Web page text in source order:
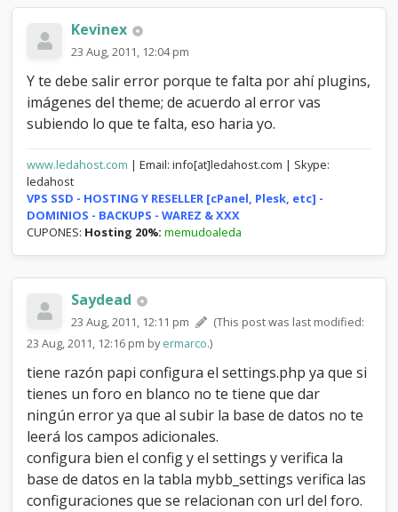
Kevinex
23 Aug, 2011, 12:04 pm
Y te debe salir error porque te falta por ahí plugins,
imágenes del theme; de acuerdo al error vas
subiendo lo que te falta, eso haria yo.
www.ledahost.com | Email: info[at]ledahost.com | Skype:
ledahost
VPS SSD - HOSTING Y RESELLER [cPanel, Plesk, etc] -
DOMINIOS - BACKUPS - WAREZ & XXX
CUPONES: Hosting 20%: memudoaleda
Saydead
23 Aug, 2011, 12:11 pm
(This post was last modified:
23 Aug, 2011, 12:16 pm byermarco.)
tiene razón papi configura el settings.php ya que si
tienes un foro en blanco no te tiene que dar
ningún error ya que al subir la base de datos no te
leerá los campos adicionales.
configura bien el config y el settings y verifica la
base de datos en la tabla mybb_settings verifica las
configuraciones que se relacionan con url del foro.